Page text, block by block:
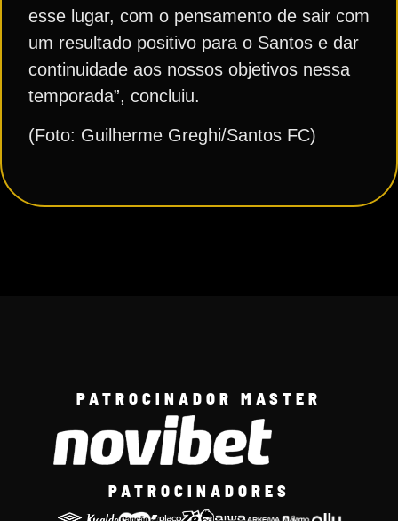
esse lugar, com o pensamento de sair com
um resultado positivo para o Santos e dar
continuidade aos nossos objetivos nessa
temporada”, concluiu.
(Foto: Guilherme Greghi/Santos FC)
PATROCINADOR MASTER
PATROCINADORES